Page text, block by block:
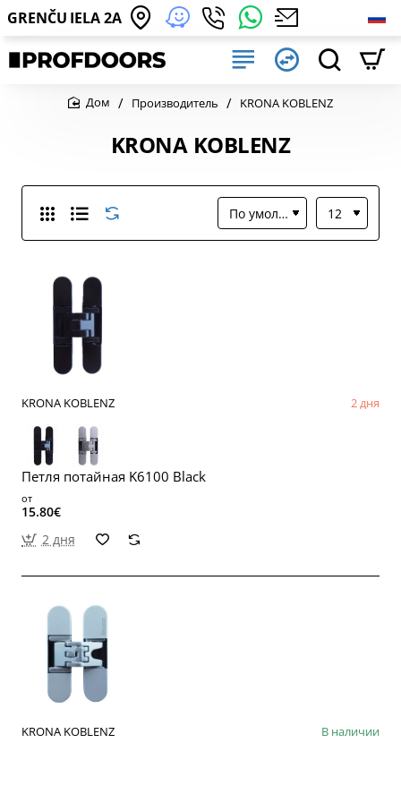
GRENČU IELA 2A
KRONA KOBLENZ
Производитель KRONA KOBLENZ
KRONA KOBLENZ 2 дня
Петля потайная K6100 Black
от
15.80€
2 дня
KRONA KOBLENZ В наличии